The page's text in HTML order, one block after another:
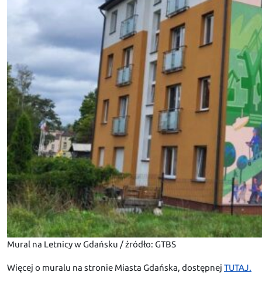
Mural na Letnicy w Gdańsku / źródło: GTBS
Więcej o muralu na stronie Miasta Gdańska, dostępnej TUTAJ.